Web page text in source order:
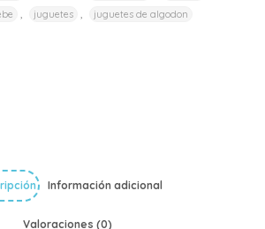
juguetes juguetes de algodon
Información adicional
Valoraciones (0)